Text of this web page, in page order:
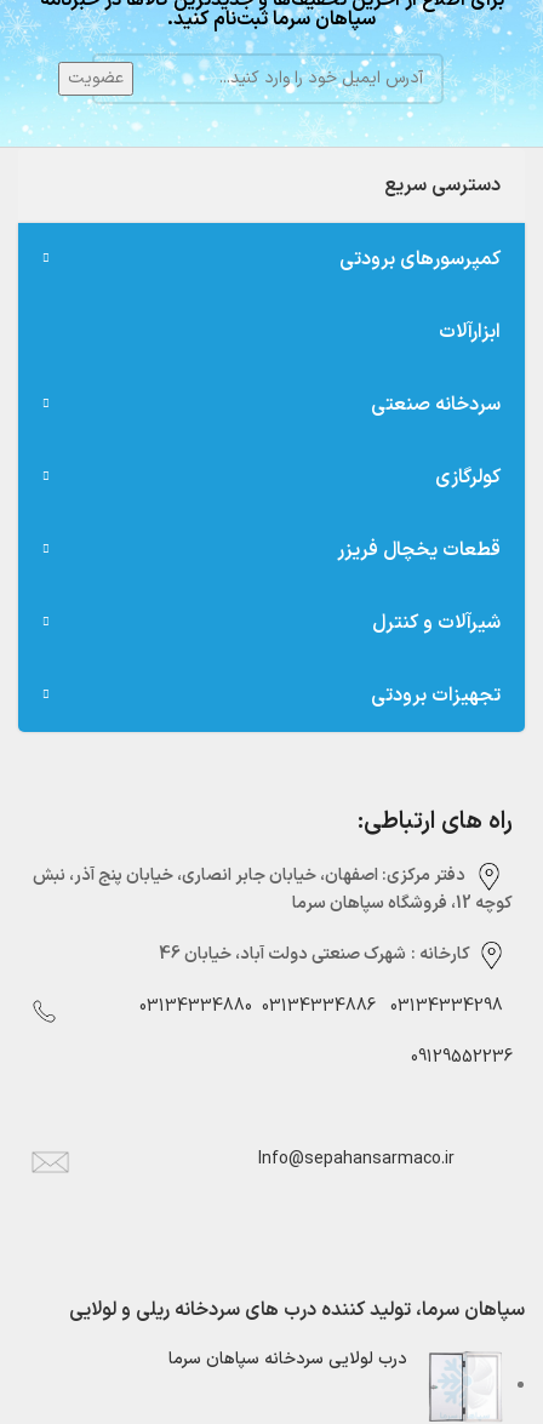
سپاهان سرما ثبت‌نام کنید.
دسترسی سریع
کمپرسورهای برودتی
ابزارآلات
سردخانه صنعتی
کولرگازی
قطعات یخچال فریزر
شیرآلات و کنترل
تجهیزات برودتی
راه های ارتباطی:
دفتر مرکزی:‌ اصفهان، خیابان جابر انصاری، خیابان پنج آذر، نبش
کوچه 12، فروشگاه سپاهان سرما
کارخانه : شهرک صنعتی دولت آباد، خیابان 46
03134334298
03134334886
03134334880
09129552236
Info@sepahansarmaco.ir
سپاهان سرما، تولید کننده درب های سردخانه ریلی و لولایی
درب لولایی سردخانه سپاهان سرما